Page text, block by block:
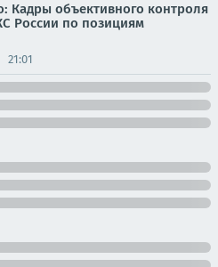
Кадры объективного контроля
России по позициям
21:01